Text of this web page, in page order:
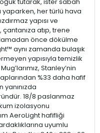
tutarak, ister sabah
her türlü hava
yapısı ve
atıp, trene
önce dökülme
aynı zamanda bulaşık
yapısıyla temizlik
Stanley’nin
%33 daha hafif
yanınızda
18/8 paslanmaz
izolasyonu
AeroLight hafifliği
uyumlu